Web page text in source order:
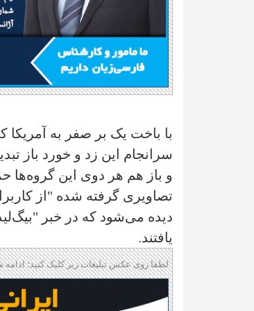
با باخت یک بر صفر به آمریکا
سرانجام این زد و خورد باز
و باز هم هر دوی این گروه‌ها
تصاویری گرفته شده "از
دیده می‌شود که در خبر
یافتند.
لطفا روی عکس تبلیغات زیر کلیک کنید؛